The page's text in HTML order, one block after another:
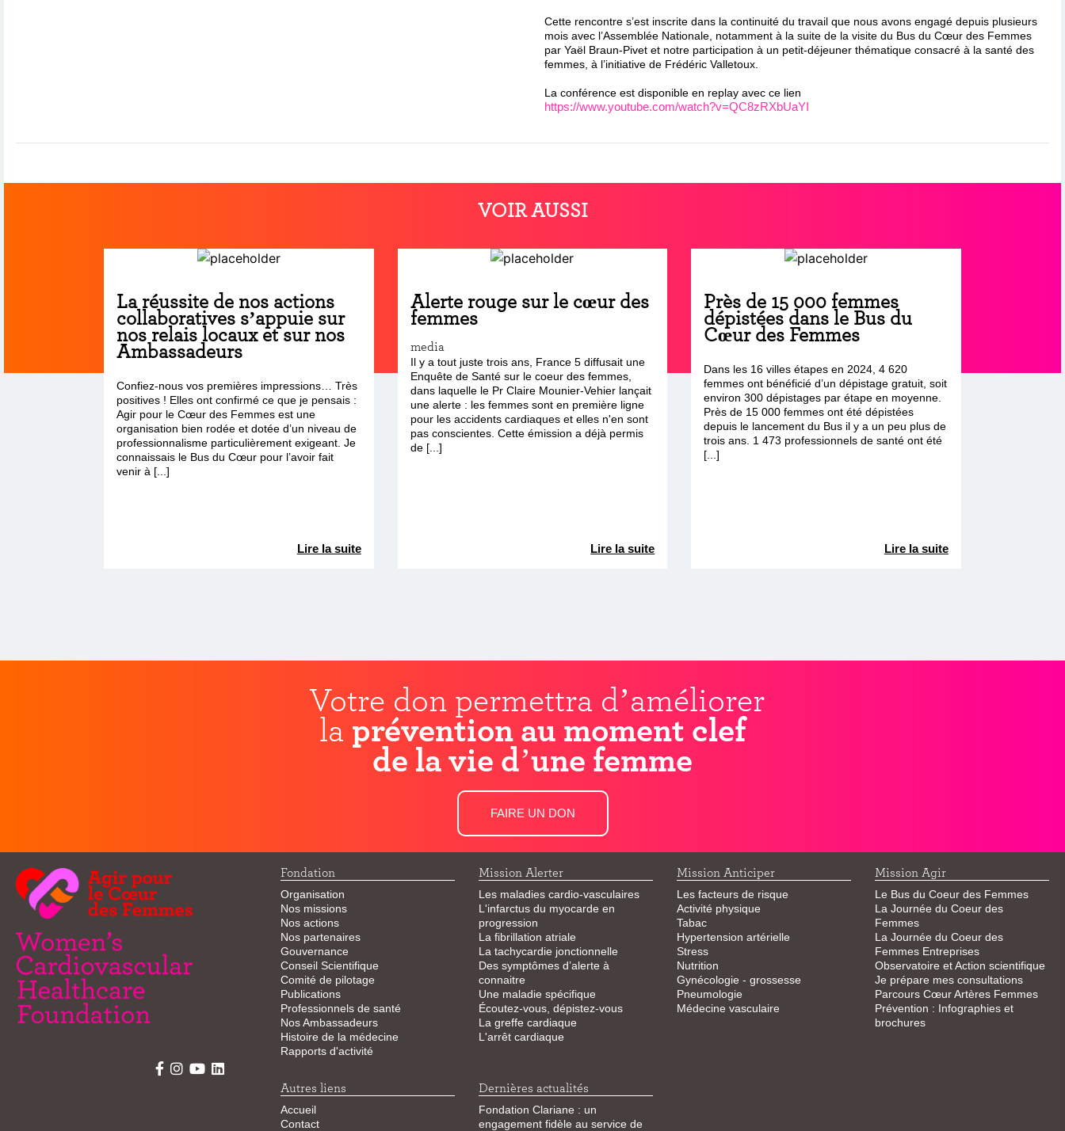
Cette rencontre s’est inscrite dans la continuité du travail que nous avons engagé depuis plusieurs
mois avec l’Assemblée Nationale, notamment à la suite de la visite du Bus du Cœur des Femmes
par Yaël Braun-Pivet et notre participation à un petit-déjeuner thématique consacré à la santé des
femmes, à l’initiative de Frédéric Valletoux.
La conférence est disponible en replay avec ce lien
https://www.youtube.com/watch?v=QC8zRXbUaYI
VOIR AUSSI
La réussite de nos actions
collaboratives s’appuie sur
nos relais locaux et sur nos
Ambassadeurs
Confiez-nous vos premières impressions… Très
positives ! Elles ont confirmé ce que je pensais :
Agir pour le Cœur des Femmes est une
organisation bien rodée et dotée d’un niveau de
professionnalisme particulièrement exigeant. Je
connaissais le Bus du Cœur pour l’avoir fait
venir à [...]
Lire la suite
Alerte rouge sur le cœur des
femmes
media
Il y a tout juste trois ans, France 5 diffusait une
Enquête de Santé sur le coeur des femmes,
dans laquelle le Pr Claire Mounier-Vehier lançait
une alerte : les femmes sont en première ligne
pour les accidents cardiaques et elles n'en sont
pas conscientes. Cette émission a déjà permis
de [...]
Lire la suite
Près de 15 000 femmes
dépistées dans le Bus du
Cœur des Femmes
Dans les 16 villes étapes en 2024, 4 620
femmes ont bénéficié d’un dépistage gratuit, soit
environ 300 dépistages par étape en moyenne.
Près de 15 000 femmes ont été dépistées
depuis le lancement du Bus il y a un peu plus de
trois ans. 1 473 professionnels de santé ont été
[...]
Lire la suite
Votre don permettra d’améliorer
la prévention au moment clef
de la vie d’une femme
FAIRE UN DON
Fondation
Organisation
Nos missions
Nos actions
Nos partenaires
Gouvernance
Conseil Scientifique
Comité de pilotage
Publications
Professionnels de santé
Nos Ambassadeurs
Histoire de la médecine
Rapports d'activité
Mission Alerter
Les maladies cardio-vasculaires
L'infarctus du myocarde en
progression
La fibrillation atriale
La tachycardie jonctionnelle
Des symptômes d’alerte à
connaitre
Une maladie spécifique
Écoutez-vous, dépistez-vous
La greffe cardiaque
L'arrêt cardiaque
Mission Anticiper
Les facteurs de risque
Activité physique
Tabac
Hypertension artérielle
Stress
Nutrition
Gynécologie - grossesse
Pneumologie
Médecine vasculaire
Mission Agir
Le Bus du Coeur des Femmes
La Journée du Coeur des
Femmes
La Journée du Coeur des
Femmes Entreprises
Observatoire et Action scientifique
Je prépare mes consultations
Parcours Cœur Artères Femmes
Prévention : Infographies et
brochures
Autres liens
Accueil
Contact
Dernières actualités
Fondation Clariane : un
engagement fidèle au service de